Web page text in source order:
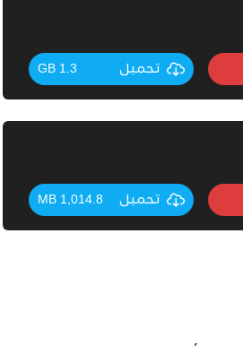
تحميل 1.3 GB
تحميل 1,014.8 MB